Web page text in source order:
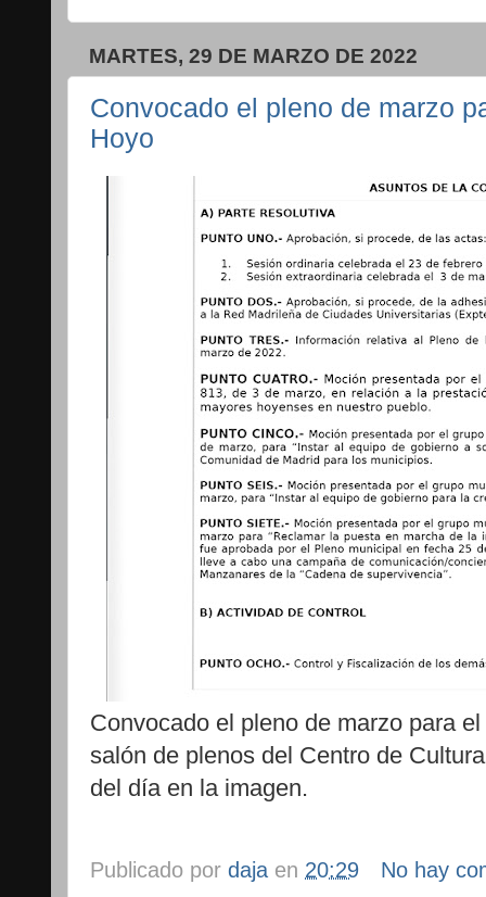
MARTES, 29 DE MARZO DE 2022
Convocado el pleno de marzo
Hoyo
Convocado el pleno de marzo para
salón de plenos del Centro de
del día en la imagen.
Publicado por daja en 20:29 No hay